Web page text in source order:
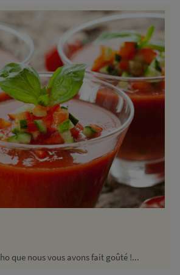
que nous vous avons fait goûté !...